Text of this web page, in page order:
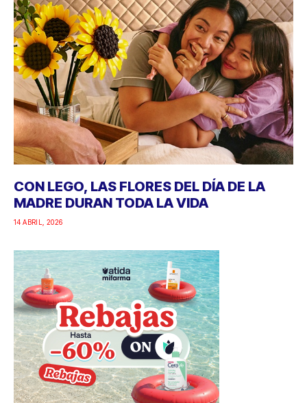
CON LEGO, LAS FLORES DEL DÍA DE LA
MADRE DURAN TODA LA VIDA
14 ABRIL, 2026